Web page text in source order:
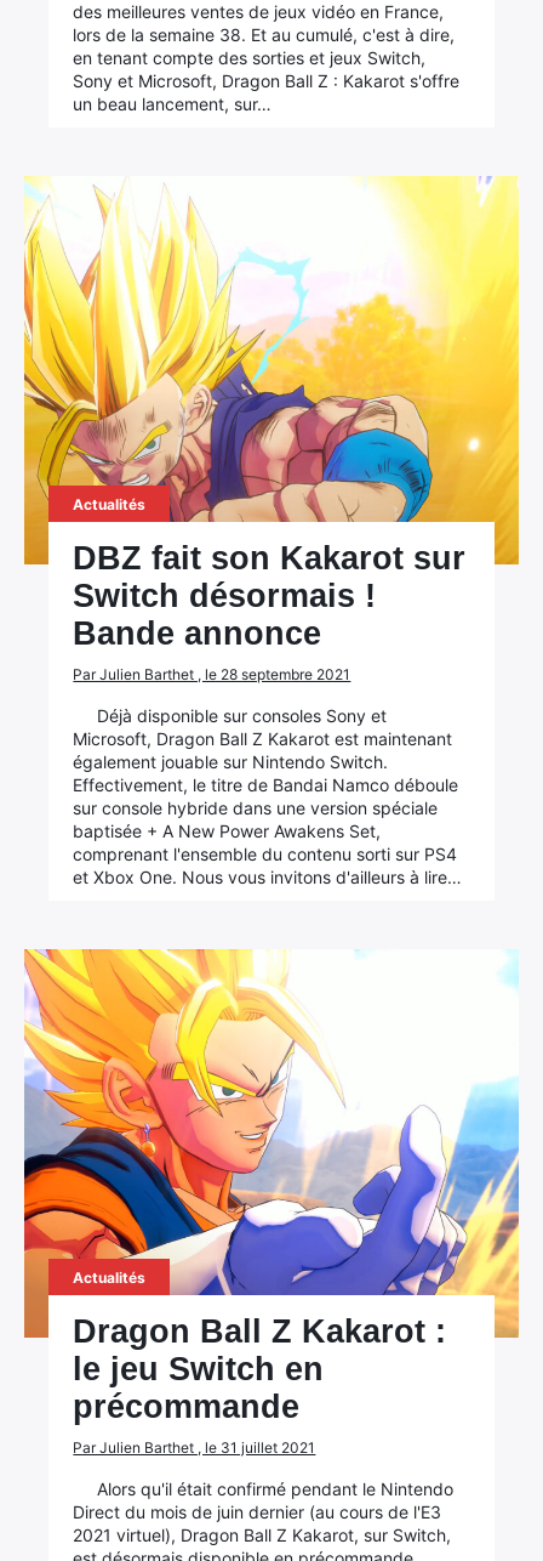
des meilleures ventes de jeux vidéo en France,
lors de la semaine 38. Et au cumulé, c'est à dire,
en tenant compte des sorties et jeux Switch,
Sony et Microsoft, Dragon Ball Z : Kakarot s'offre
un beau lancement, sur…
Actualités
DBZ fait son Kakarot sur
Switch désormais !
Bande annonce
Par Julien Barthet , le 28 septembre 2021
Déjà disponible sur consoles Sony et
Microsoft, Dragon Ball Z Kakarot est maintenant
également jouable sur Nintendo Switch.
Effectivement, le titre de Bandai Namco déboule
sur console hybride dans une version spéciale
baptisée + A New Power Awakens Set,
comprenant l'ensemble du contenu sorti sur PS4
et Xbox One. Nous vous invitons d'ailleurs à lire…
Actualités
Dragon Ball Z Kakarot :
le jeu Switch en
précommande
Par Julien Barthet , le 31 juillet 2021
Alors qu'il était confirmé pendant le Nintendo
Direct du mois de juin dernier (au cours de l'E3
2021 virtuel), Dragon Ball Z Kakarot, sur Switch,